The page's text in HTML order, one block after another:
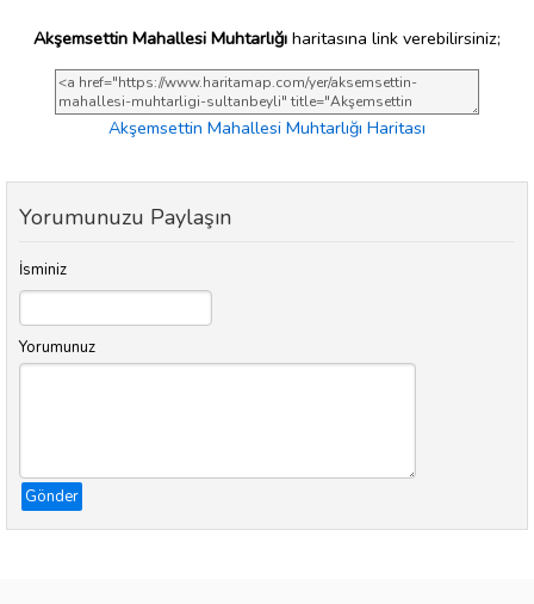
Akşemsettin Mahallesi Muhtarlığı haritasına link verebilirsiniz;
Akşemsettin Mahallesi Muhtarlığı Haritası
Yorumunuzu Paylaşın
İsminiz
Yorumunuz
Gönder